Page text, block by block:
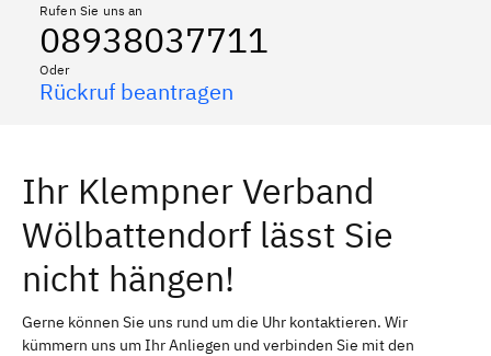
Rufen Sie uns an
08938037711
Oder
Rückruf beantragen
Ihr Klempner Verband
Wölbattendorf lässt Sie
nicht hängen!
Gerne können Sie uns rund um die Uhr kontaktieren. Wir
kümmern uns um Ihr Anliegen und verbinden Sie mit den